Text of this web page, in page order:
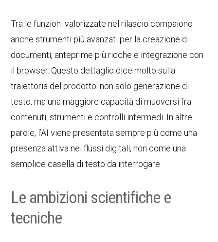
Tra le funzioni valorizzate nel rilascio compaiono
anche strumenti più avanzati per la creazione di
documenti, anteprime più ricche e integrazione con
il browser. Questo dettaglio dice molto sulla
traiettoria del prodotto: non solo generazione di
testo, ma una maggiore capacità di muoversi fra
contenuti, strumenti e controlli intermedi. In altre
parole, l’AI viene presentata sempre più come una
presenza attiva nei flussi digitali, non come una
semplice casella di testo da interrogare.
Le ambizioni scientifiche e
tecniche